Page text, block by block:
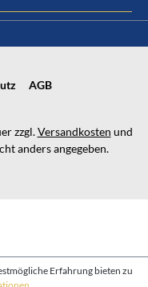
AGB
zzgl.Versandkosten und
anders angegeben.
Erfahrung bieten zu